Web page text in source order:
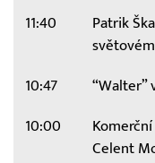
11:40
Patrik
10:47 “Walter”
10:00
Celent